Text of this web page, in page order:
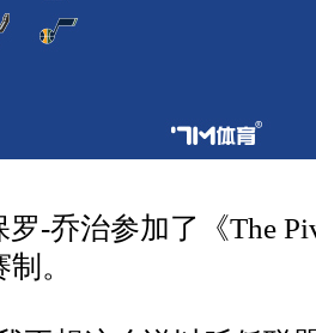
乔治参加了《The
。